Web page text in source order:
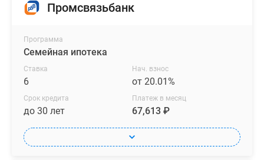
Промсвязьбанк
Программа
Семейная ипотека
Ставка
6
Нач. взнос
от 20.01%
Срок кредита
до 30 лет
Платеж в месяц
67,613 ₽